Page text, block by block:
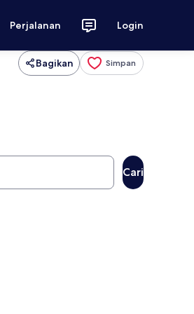
Perjalanan Login
Bagikan Simpan
Cari